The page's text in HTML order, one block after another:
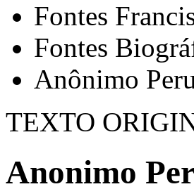
Fontes
Fontes
Anônimo
TEXTO
Anonimo